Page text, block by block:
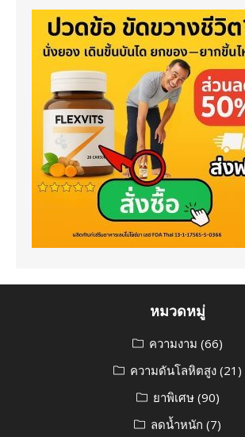
หมวดหมู่
ความงาม (66)
ความดันโลหิตสูง (21)
ยาพิเศษ(90)
ลดน้ำหนัก (7)